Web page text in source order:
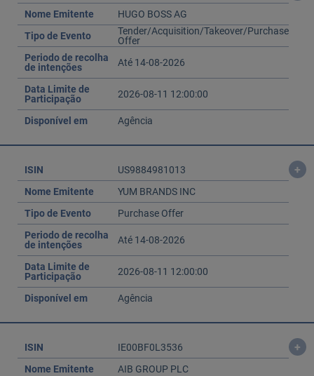
Nome Emitente
HUGO BOSS AG
Tipo de Evento
Tender/Acquisition/Takeover/Purchase
Offer
Periodo de recolha
de intenções
Até 14-08-2026
Data Limite de
Participação
2026-08-11 12:00:00
Disponível em Agência
ISIN US9884981013 +
Nome Emitente
YUM BRANDS INC
Tipo de Evento
Purchase Offer
Periodo de recolha
de intenções
Até 14-08-2026
Data Limite de
Participação
2026-08-11 12:00:00
Disponível em Agência
ISIN IE00BF0L3536 +
Nome Emitente AIB GROUP PLC